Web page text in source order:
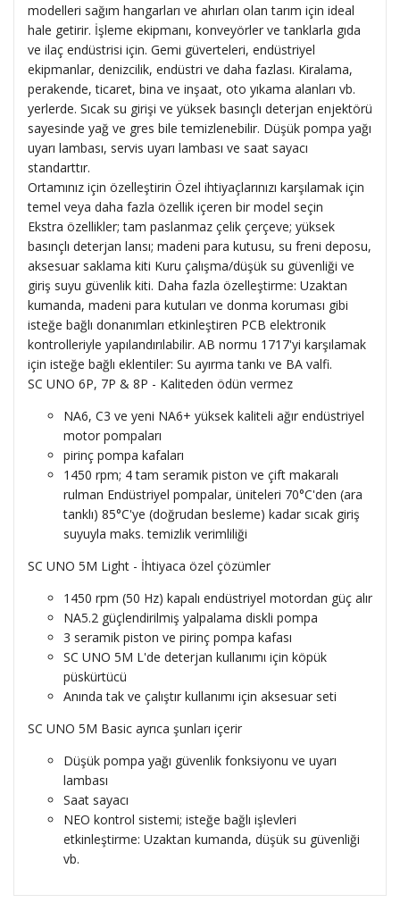
modelleri sağım hangarları ve ahırları olan tarım için ideal
hale getirir. İşleme ekipmanı, konveyörler ve tanklarla gıda
ve ilaç endüstrisi için. Gemi güverteleri, endüstriyel
ekipmanlar, denizcilik, endüstri ve daha fazlası. Kiralama,
perakende, ticaret, bina ve inşaat, oto yıkama alanları vb.
yerlerde. Sıcak su girişi ve yüksek basınçlı deterjan enjektörü
sayesinde yağ ve gres bile temizlenebilir. Düşük pompa yağı
uyarı lambası, servis uyarı lambası ve saat sayacı
standarttır.
Ortamınız için özelleştirin Özel ihtiyaçlarınızı karşılamak için
temel veya daha fazla özellik içeren bir model seçin
Ekstra özellikler; tam paslanmaz çelik çerçeve; yüksek
basınçlı deterjan lansı; madeni para kutusu, su freni deposu,
aksesuar saklama kiti Kuru çalışma/düşük su güvenliği ve
giriş suyu güvenlik kiti. Daha fazla özelleştirme: Uzaktan
kumanda, madeni para kutuları ve donma koruması gibi
isteğe bağlı donanımları etkinleştiren PCB elektronik
kontrolleriyle yapılandırılabilir. AB normu 1717'yi karşılamak
için isteğe bağlı eklentiler: Su ayırma tankı ve BA valfi.
SC UNO 6P, 7P & 8P - Kaliteden ödün vermez
NA6, C3 ve yeni NA6+ yüksek kaliteli ağır endüstriyel
motor pompaları
pirinç pompa kafaları
1450 rpm; 4 tam seramik piston ve çift makaralı
rulman Endüstriyel pompalar, üniteleri 70°C'den (ara
tanklı) 85°C'ye (doğrudan besleme) kadar sıcak giriş
suyuyla maks. temizlik verimliliği
SC UNO 5M Light - İhtiyaca özel çözümler
1450 rpm (50 Hz) kapalı endüstriyel motordan güç alır
NA5.2 güçlendirilmiş yalpalama diskli pompa
3 seramik piston ve pirinç pompa kafası
SC UNO 5M L'de deterjan kullanımı için köpük
püskürtücü
Anında tak ve çalıştır kullanımı için aksesuar seti
SC UNO 5M Basic ayrıca şunları içerir
Düşük pompa yağı güvenlik fonksiyonu ve uyarı
lambası
Saat sayacı
NEO kontrol sistemi; isteğe bağlı işlevleri
etkinleştirme: Uzaktan kumanda, düşük su güvenliği
vb.